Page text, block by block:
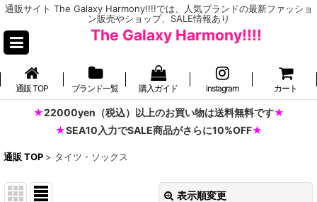
通販サイト The Galaxy Harmony!!!!では、人気ブランドの最新ファッショ
ン販売やショップ、SALE情報あり
The Galaxy Harmony!!!!
通販 TOP ブランド一覧 購入ガイド instagram カート
22000yen（税込）以上のお買い物は送料無料です
SEA10入力でSALE商品がさらに10%OFF
通販 TOP > タイツ・ソックス
表示順変更